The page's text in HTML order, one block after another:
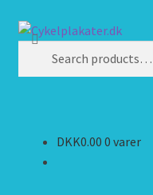
Spring
Spring
Search
Search
DKK0.00 0 varer